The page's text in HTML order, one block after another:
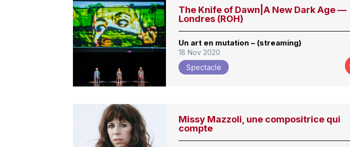
The Knife of Dawn|A New Dark Age —
Londres (ROH)
Un art en mutation – (streaming)
18 Nov 2020
Spectacle
Missy Mazzoli, une compositrice qui
compte